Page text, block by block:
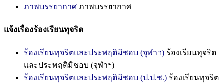
ภาพบรรยากาศ ภาพบรรยากาศ
แจ้งเรื่องร้องเรียนทุจริต
ร้องเรียนทุจริตและประพฤติมิชอบ (จุฬาฯ) ร้องเรียนทุจริต
และประพฤติมิชอบ (จุฬาฯ)
ร้องเรียนทุจริตและประพฤติมิชอบ (ป.ป.ช.) ร้องเรียนทุจริต